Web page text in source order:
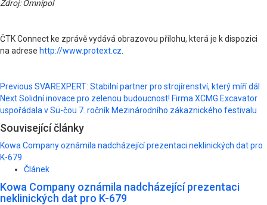
Zdroj: Omnipol
ČTK Connect ke zprávě vydává obrazovou přílohu, která je k dispozici
na adrese http://www.protext.cz
Post
navigation
Previous SVAREXPERT: Stabilní partner pro strojírenství, který míří dál
NextSolidní inovace pro zelenou budoucnost! Firma XCMG Excavator
uspořádala v Sü-čou 7. ročník Mezinárodního zákaznického festivalu
Související články
Kowa Company oznámila nadcházející prezentaci neklinických dat pro
K-679
Článek
Kowa Company oznámila nadcházející prezentaci
neklinických dat pro K-679